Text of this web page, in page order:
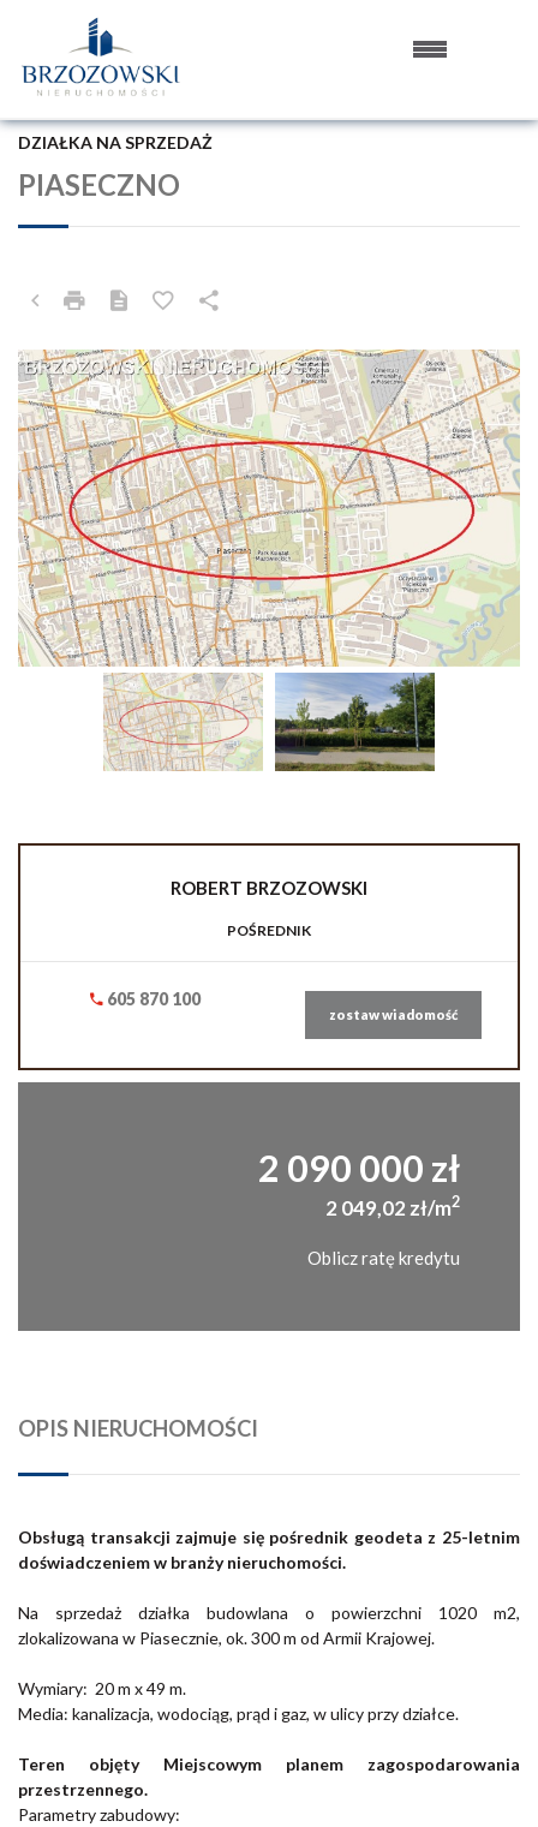
PIASECZNO
DZIAŁKA NA SPRZEDAŻ
ROBERT BRZOZOWSKI
POŚREDNIK
605 870 100
zostaw wiadomość
2 090 000 zł
2 049,02 zł/m2
Oblicz ratę kredytu
OPIS NIERUCHOMOŚCI
Obsługą transakcji zajmuje się pośrednik geodeta z 25-letnim
doświadczeniem w branży nieruchomości.
Na sprzedaż działka budowlana o powierzchni 1020 m2,
zlokalizowana w Piasecznie, ok. 300 m od Armii Krajowej.
Wymiary: 20 m x 49 m.
Media: kanalizacja, wodociąg, prąd i gaz, w ulicy przy działce.
Teren objęty Miejscowym planem zagospodarowania
przestrzennego.
Parametry zabudowy: